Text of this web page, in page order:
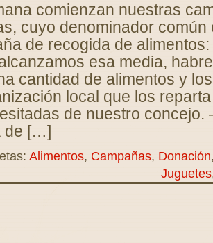
comienzan nuestras
cuyo denominador común
de recogida de
esa media,
cantidad de alimentos y
local que los
de nuestro concejo.
de […]
Alimentos, Campañas, Donación
Juguetes